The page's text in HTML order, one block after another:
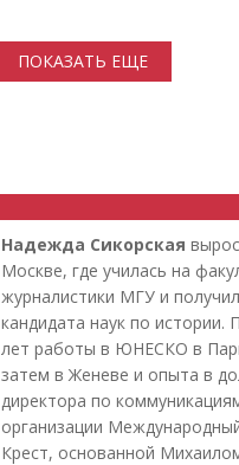
ПОКАЗАТЬ ЕЩЕ
Надежда Сикорская
Москве, где училась на
журналистики МГУ и
кандидата наук по истории.
лет работы в ЮНЕСКО в
затем в Женеве и опыта в
директора по
организации
Крест, основанной